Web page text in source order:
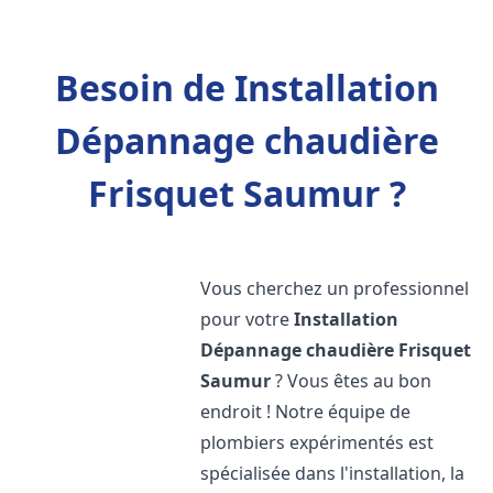
Besoin de Installation
Dépannage chaudière
Frisquet Saumur ?
Vous cherchez un professionnel
pour votreInstallation
Dépannage chaudière Frisquet
Saumur? Vous êtes au bon
endroit ! Notre équipe de
plombiers expérimentés est
spécialisée dans l'installation, la